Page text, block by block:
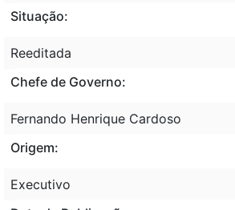
Situação:
Reeditada
Chefe de Governo:
Fernando Henrique Cardoso
Origem:
Executivo